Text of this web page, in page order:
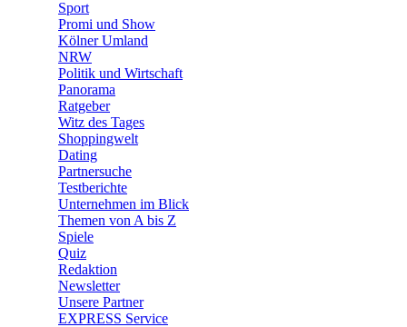
Sport
Promi und Show
Kölner Umland
NRW
Politik und Wirtschaft
Panorama
Ratgeber
Witz des Tages
Shoppingwelt
Dating
Partnersuche
Testberichte
Unternehmen im Blick
Themen von A bis Z
Spiele
Quiz
Redaktion
Newsletter
Unsere Partner
EXPRESS Service